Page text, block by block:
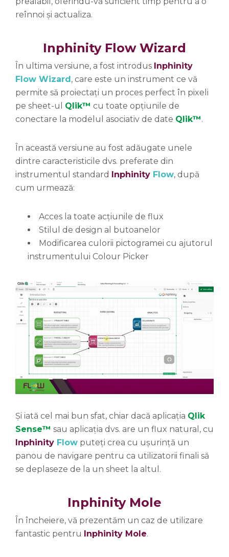
reînnoi și actualiza.
Inphinity Flow Wizard
În ultima versiune, a fost introdus Inphinity
Flow Wizard, care este un instrument ce vă
permite să proiectați un proces perfect în pixeli
pe sheet-ul Qlik™ cu toate opțiunile de
conectare la modelul asociativ de date Qlik™.
În această versiune au fost adăugate unele
dintre caracteristicile dvs. preferate din
instrumentul standard Inphinity Flow, după
cum urmează:
Acces la toate acțiunile de flux
Stilul de design al butoanelor
Modificarea culorii pictogramei cu ajutorul
instrumentului Colour Picker
Și iată cel mai bun sfat, chiar dacă aplicația Qlik
Sense™ sau aplicația dvs. are un flux natural, cu
Inphinity Flow puteți crea cu ușurință un
panou de navigare pentru ca utilizatorii finali să
se deplaseze de la un sheet la altul.
Inphinity Mole
În încheiere, vă prezentăm un caz de utilizare
fantastic pentru
Inphinity Mole.